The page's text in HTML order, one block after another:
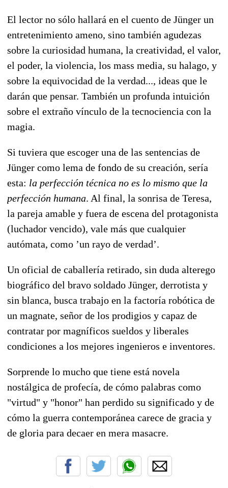
El lector no sólo hallará en el cuento de Jünger un
entretenimiento ameno, sino también agudezas
sobre la curiosidad humana, la creatividad, el valor,
el poder, la violencia, los mass media, su halago, y
sobre la equivocidad de la verdad..., ideas que le
darán que pensar. También un profunda intuición
sobre el extraño vínculo de la tecnociencia con la
magia.
Si tuviera que escoger una de las sentencias de
Jünger como lema de fondo de su creación, sería
esta: la perfección técnica no es lo mismo que la
perfección humana. Al final, la sonrisa de Teresa,
la pareja amable y fuera de escena del protagonista
(luchador vencido), vale más que cualquier
autómata, como ’un rayo de verdad’.
Un oficial de caballería retirado, sin duda alterego
biográfico del bravo soldado Jünger, derrotista y
sin blanca, busca trabajo en la factoría robótica de
un magnate, señor de los prodigios y capaz de
contratar por magníficos sueldos y liberales
condiciones a los mejores ingenieros e inventores.
Sorprende lo mucho que tiene está novela
nostálgica de profecía, de cómo palabras como
"virtud" y "honor" han perdido su significado y de
cómo la guerra contemporánea carece de gracia y
de gloria para decaer en mera masacre.